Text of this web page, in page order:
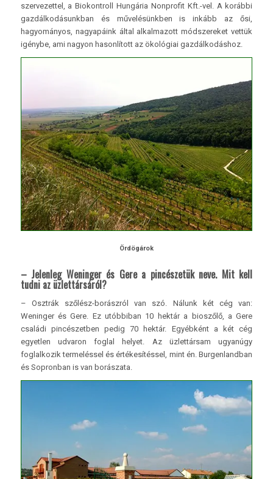
szervezettel, a Biokontroll Hungária Nonprofit Kft.-vel. A korábbi
gazdálkodásunkban és művelésünkben is inkább az ősi,
hagyományos, nagyapáink által alkalmazott módszereket vettük
igénybe, ami nagyon hasonlított az ökológiai gazdálkodáshoz.
Ördögárok
– Jelenleg Weninger és Gere a pincészetük neve. Mit kell
tudni az üzlettársáról?
– Osztrák szőlész-borászról van szó. Nálunk két cég van:
Weninger és Gere. Ez utóbbiban 10 hektár a bioszőlő, a Gere
családi pincészetben pedig 70 hektár. Egyébként a két cég
egyetlen udvaron foglal helyet. Az üzlettársam ugyanúgy
foglalkozik termeléssel és értékesítéssel, mint én. Burgenlandban
és Sopronban is van borászata.